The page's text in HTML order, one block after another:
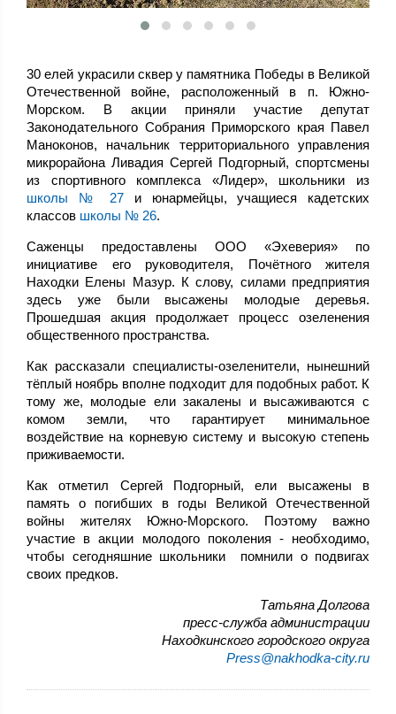
30 елей украсили сквер у памятника Победы в Великой
Отечественной войне, расположенный в п. Южно-
Морском. В акции приняли участие депутат
Законодательного Собрания Приморского края Павел
Маноконов, начальник территориального управления
микрорайона Ливадия Сергей Подгорный, спортсмены
из спортивного комплекса «Лидер», школьники из
школы № 27 и юнармейцы, учащиеся кадетских
классов школы № 26.
Саженцы предоставлены ООО «Эхеверия» по
инициативе его руководителя, Почётного жителя
Находки Елены Мазур. К слову, силами предприятия
здесь уже были высажены молодые деревья.
Прошедшая акция продолжает процесс озеленения
общественного пространства.
Как рассказали специалисты-озеленители, нынешний
тёплый ноябрь вполне подходит для подобных работ. К
тому же, молодые ели закалены и высаживаются с
комом земли, что гарантирует минимальное
воздействие на корневую систему и высокую степень
приживаемости.
Как отметил Сергей Подгорный, ели высажены в
память о погибших в годы Великой Отечественной
войны жителях Южно-Морского. Поэтому важно
участие в акции молодого поколения - необходимо,
чтобы сегодняшние школьники помнили о подвигах
своих предков.
Татьяна Долгова
пресс-служба администрации
Находкинского городского округа
Press@nakhodka-city.ru